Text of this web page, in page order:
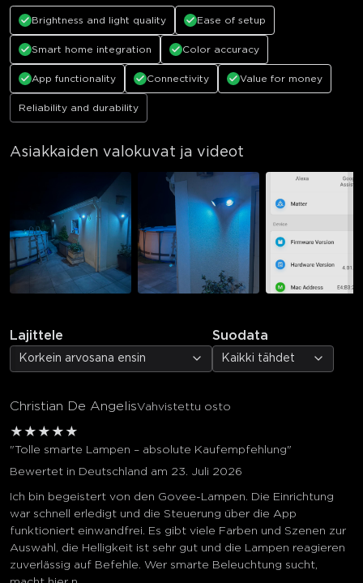
Brightness and light quality Ease of setup
Smart home integration Color accuracy
App functionality Connectivity Value for money
Reliability and durability
Asiakkaiden valokuvat ja videot
Lajittele
Korkein arvosana ensin
Suodata
Kaikki tähdet
Christian De AngelisVahvistettu osto
★ ★ ★ ★ ★
"Tolle smarte Lampen – absolute Kaufempfehlung"
Bewertet in Deutschland am 23. Juli 2026
Ich bin begeistert von den Govee-Lampen. Die Einrichtung
war schnell erledigt und die Steuerung über die App
funktioniert einwandfrei. Es gibt viele Farben und Szenen zur
Auswahl, die Helligkeit ist sehr gut und die Lampen reagieren
zuverlässig auf Befehle. Wer smarte Beleuchtung sucht,